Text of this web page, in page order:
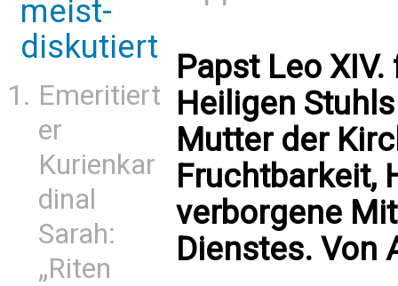
meist-
diskutiert
Emeritiert
er
Kurienkar
dinal
Sarah:
„Riten
Papst Leo
Heiligen
Mutter der
Fruchtbarkeit,
verborgene
Dienstes. Von